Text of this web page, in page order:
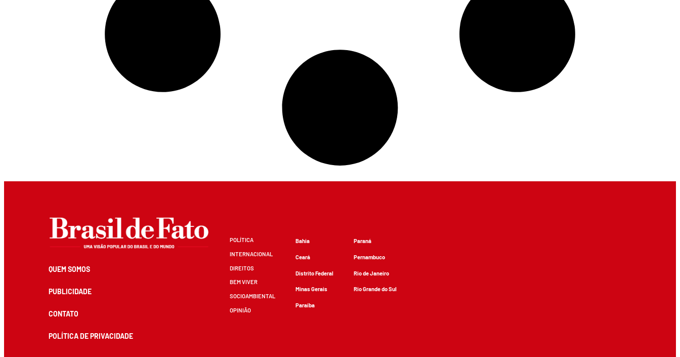
QUEM SOMOS
PUBLICIDADE
CONTATO
POLÍTICA DE PRIVACIDADE
POLÍTICA
INTERNACIONAL
DIREITOS
BEM VIVER
SOCIOAMBIENTAL
OPINIÃO
Bahia
Ceará
Distrito Federal
Minas Gerais
Paraíba
Paraná
Pernambuco
Rio de Janeiro
Rio Grande do Sul